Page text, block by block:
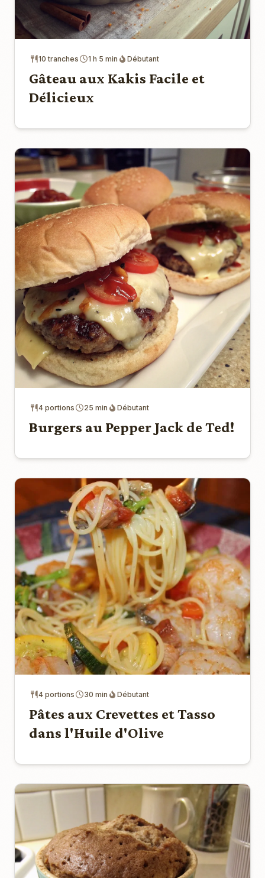
10 tranches 1 h 5 min Débutant
Gâteau aux Kakis Facile et
Délicieux
4 portions 25 min Débutant
Burgers au Pepper Jack de Ted!
4 portions 30 min Débutant
Pâtes aux Crevettes et Tasso
dans l'Huile d'Olive